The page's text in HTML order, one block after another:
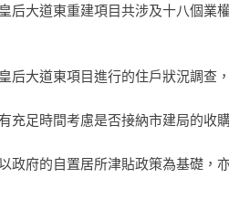
后大道東重建項目共涉及十八個業
后大道東項目進行的住戶狀況調查
充足時間考慮是否接納市建局的收
政府的自置居所津貼政策為基礎，